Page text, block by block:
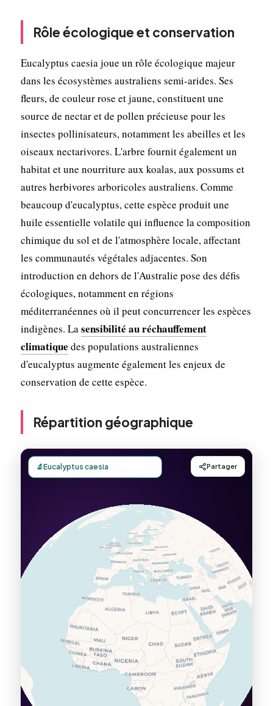
Rôle écologique et conservation
Eucalyptus caesia joue un rôle écologique majeur
dans les écosystèmes australiens semi-arides. Ses
fleurs, de couleur rose et jaune, constituent une
source de nectar et de pollen précieuse pour les
insectes pollinisateurs, notamment les abeilles et les
oiseaux nectarivores. L'arbre fournit également un
habitat et une nourriture aux koalas, aux possums et
autres herbivores arboricoles australiens. Comme
beaucoup d'eucalyptus, cette espèce produit une
huile essentielle volatile qui influence la composition
chimique du sol et de l'atmosphère locale, affectant
les communautés végétales adjacentes. Son
introduction en dehors de l'Australie pose des défis
écologiques, notamment en régions
méditerranéennes où il peut concurrencer les espèces
indigènes. Lasensibilité au réchauffement
climatique des populations australiennes
d'eucalyptus augmente également les enjeux de
conservation de cette espèce.
Répartition géographique